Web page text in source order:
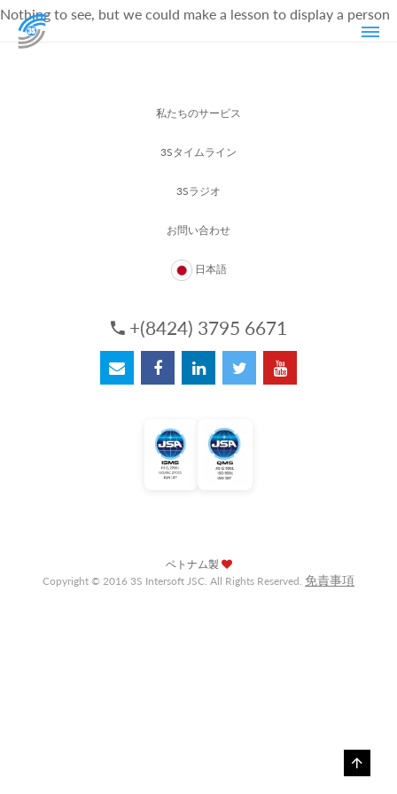
Nothing to see, but we could make a lesson to display a person
私たちのサービス
3Sタイムライン
3Sラジオ
お問い合わせ
日本語
+(8424) 3795 6671
ベトナム製
Copyright © 2016 3S Intersoft JSC. All Rights Reserved. 免責事項